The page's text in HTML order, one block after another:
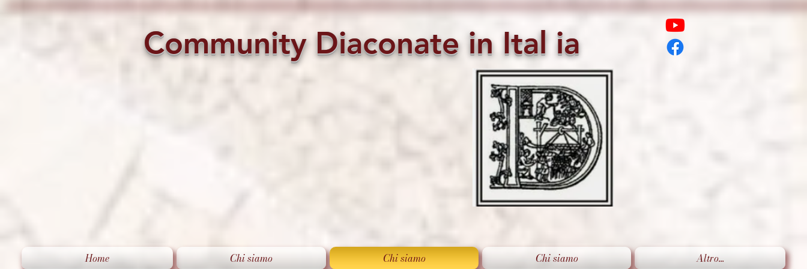
Community Diaconate in Ital ia
Home Chi siamo Chi siamo Chi siamo Altro...